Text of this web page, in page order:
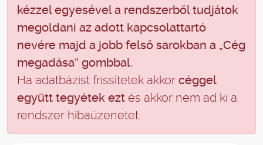
kézzel egyesével a rendszerből tudjátok
megoldani az adott kapcsolattartó
nevére majd a jobb felső sarokban a „Cég
megadása” gombbal.
Ha adatbázist frissítetek akkor céggel
együtt tegyétek ezt és akkor nem ad ki a
rendszer hibaüzenetet.